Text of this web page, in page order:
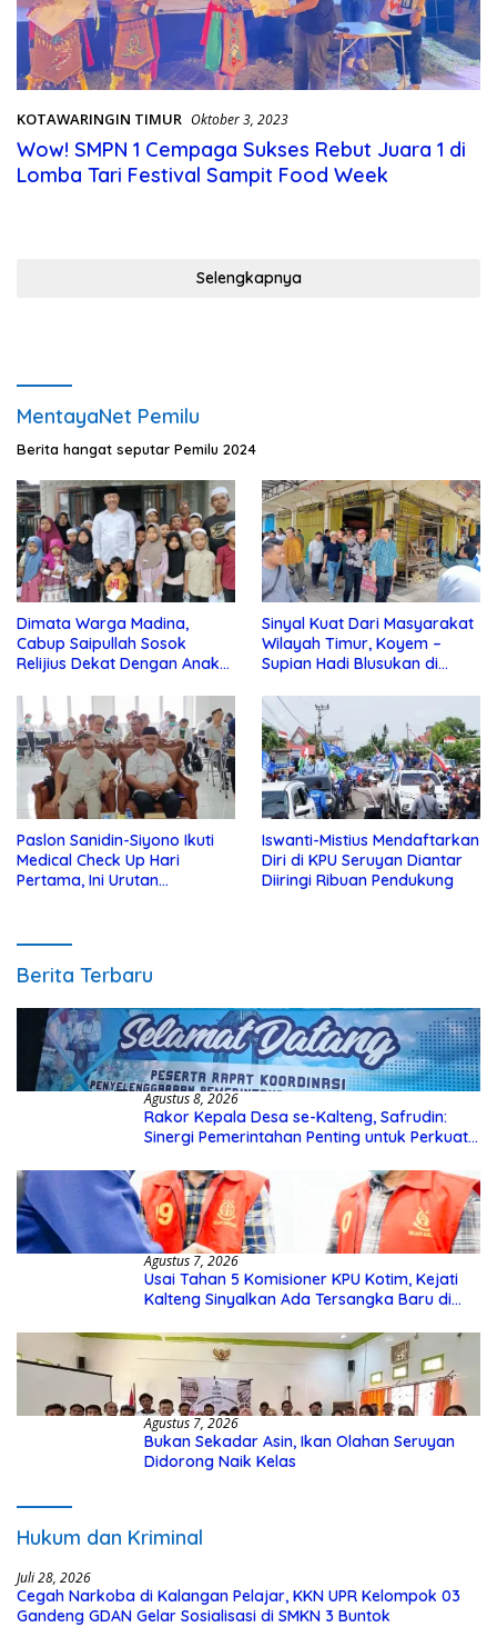
KOTAWARINGIN TIMUR Oktober 3, 2023
Wow! SMPN 1 Cempaga Sukses Rebut Juara 1 di
Lomba Tari Festival Sampit Food Week
Selengkapnya
MentayaNet Pemilu
Berita hangat seputar Pemilu 2024
Dimata Warga Madina,
Cabup Saipullah Sosok
Relijius Dekat Dengan Anak
Sinyal Kuat Dari Masyarakat
Wilayah Timur, Koyem –
Supian Hadi Blusukan di
Paslon Sanidin-Siyono Ikuti
Medical Check Up Hari
Pertama, Ini Urutan
Iswanti-Mistius Mendaftarkan
Diri di KPU Seruyan Diantar
Diiringi Ribuan Pendukung
Berita Terbaru
Agustus 8, 2026
Rakor Kepala Desa se-Kalteng, Safrudin:
Sinergi Pemerintahan Penting untuk Perkuat
Agustus 7, 2026
Usai Tahan 5 Komisioner KPU Kotim, Kejati
Kalteng Sinyalkan Ada Tersangka Baru di
Agustus 7, 2026
Bukan Sekadar Asin, Ikan Olahan Seruyan
Didorong Naik Kelas
Hukum dan Kriminal
Juli 28, 2026
Cegah Narkoba di Kalangan Pelajar, KKN UPR Kelompok 03
Gandeng GDAN Gelar Sosialisasi di SMKN 3 Buntok